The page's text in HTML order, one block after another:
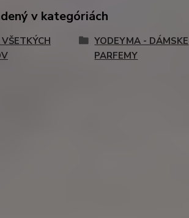
v kategóriách
YODEYMA - DÁMSKE
PARFEMY